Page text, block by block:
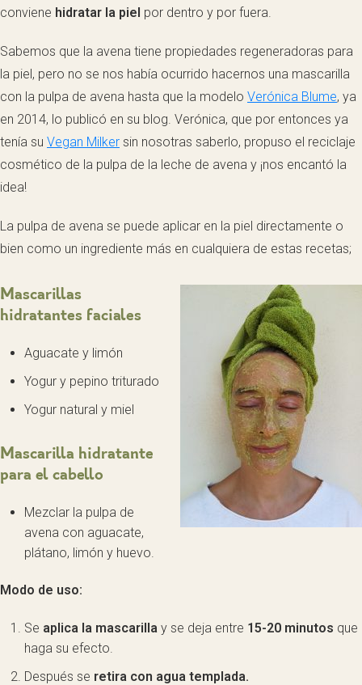
conviene hidratar la piel por dentro y por fuera.
Sabemos que la avena tiene propiedades regeneradoras para
la piel, pero no se nos había ocurrido hacernos una mascarilla
con la pulpa de avena hasta que la modelo Verónica Blume, ya
en 2014, lo publicó en su blog. Verónica, que por entonces ya
tenía su Vegan Milker sin nosotras saberlo, propuso el reciclaje
cosmético de la pulpa de la leche de avena y ¡nos encantó la
idea!
La pulpa de avena se puede aplicar en la piel directamente o
bien como un ingrediente más en cualquiera de estas recetas;
Mascarillas
hidratantes faciales
Aguacate y limón
Yogur y pepino triturado
Yogur natural y miel
Mascarilla hidratante
para el cabello
Mezclar la pulpa de
avena con aguacate,
plátano, limón y huevo.
Modo de uso:
Se aplica la mascarilla y se deja entre 15-20 minutos que
haga su efecto.
Después se retira con agua templada.